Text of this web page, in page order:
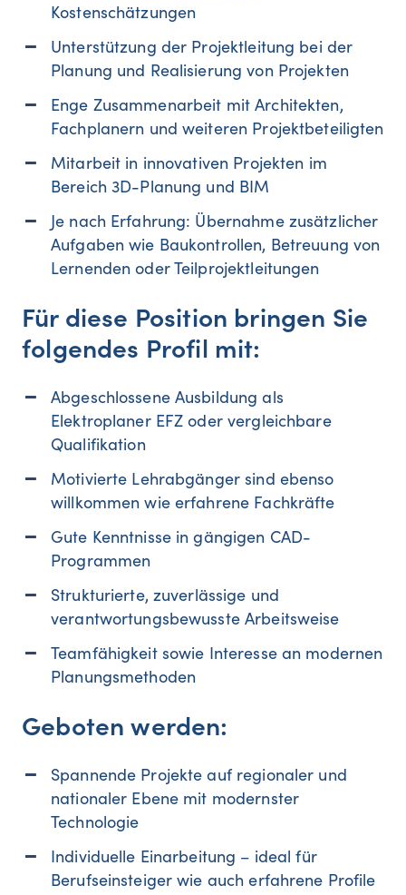
Kostenschätzungen
Unterstützung der Projektleitung bei der
Planung und Realisierung von Projekten
Enge Zusammenarbeit mit Architekten,
Fachplanern und weiteren Projektbeteiligten
Mitarbeit in innovativen Projekten im
Bereich 3D-Planung und BIM
Je nach Erfahrung: Übernahme zusätzlicher
Aufgaben wie Baukontrollen, Betreuung von
Lernenden oder Teilprojektleitungen
Für diese Position bringen Sie
folgendes Profil mit:
Abgeschlossene Ausbildung als
Elektroplaner EFZ oder vergleichbare
Qualifikation
Motivierte Lehrabgänger sind ebenso
willkommen wie erfahrene Fachkräfte
Gute Kenntnisse in gängigen CAD-
Programmen
Strukturierte, zuverlässige und
verantwortungsbewusste Arbeitsweise
Teamfähigkeit sowie Interesse an modernen
Planungsmethoden
Geboten werden:
Spannende Projekte auf regionaler und
nationaler Ebene mit modernster
Technologie
Individuelle Einarbeitung – ideal für
Berufseinsteiger wie auch erfahrene Profile